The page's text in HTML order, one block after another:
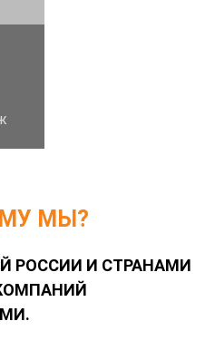
МЫ?
РОССИИ И СТРАНАМИ